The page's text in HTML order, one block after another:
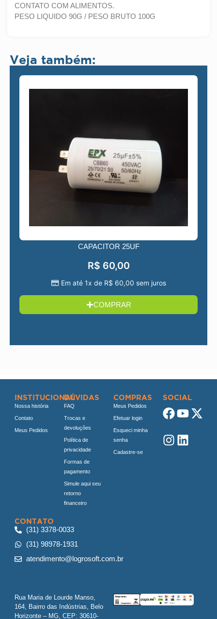
CONTATO COM ALIMENTOS.
PESO LIQUIDO 90G / PESO BRUTO 100G
Veja também:
CAPACITOR 25UF
R$ 60,00
Em até 1x de R$ 60,00 sem juros
COMPRAR
INSTITUCIONAL
Nossa história
Contato
Meus Pedidos
DÚVIDAS
FAQ
Trocas e
devoluções
Política de
privacidade
Formas de
pagamento
Simule aqui seu
retorno
financeiro
COMPRAS
Meus Pedidos
Efetuar login
Esqueci minha
senha
Cadastre-se
SOCIAL
CONTATO
(31) 3378-0033
(31) 98978-1931
atendimento@logrosoft.com.br
Rua Maria de Lourde Manso,
164, Bairro das Indústrias, Belo
Horizonte – MG, CEP: 30610-